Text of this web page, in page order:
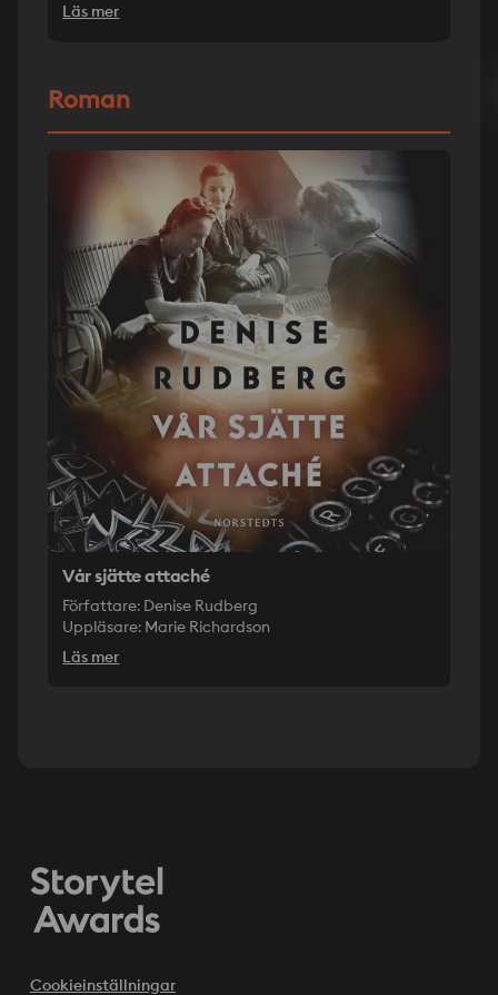
Läs mer
Roman
Vår sjätte attaché
Författare: Denise Rudberg
Uppläsare: Marie Richardson
Läs mer
Cookieinställningar